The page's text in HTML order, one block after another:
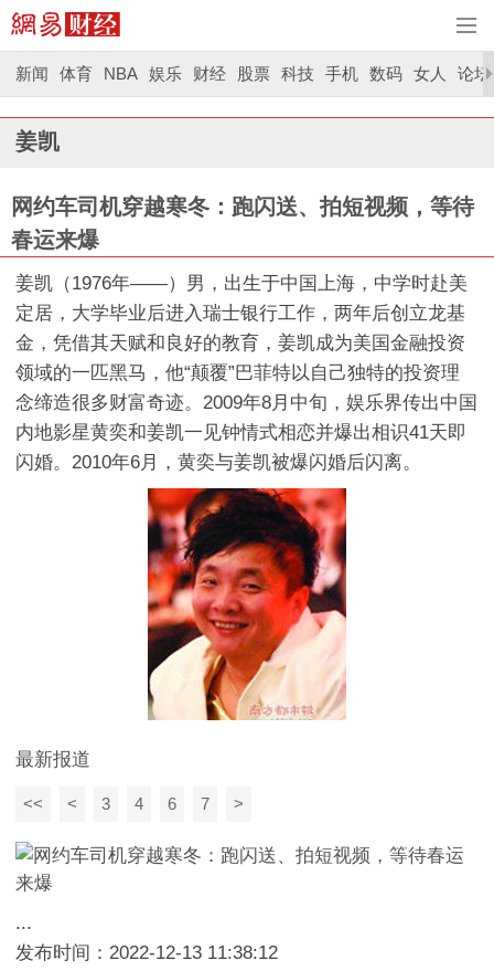
新闻 体育 NBA 娱乐 财经 股票 科技 手机 数码 女人 论坛
姜凯
网约车司机穿越寒冬：跑闪送、拍短视频，等待
春运来爆
姜凯（1976年——）男，出生于中国上海，中学时赴美
定居，大学毕业后进入瑞士银行工作，两年后创立龙基
金，凭借其天赋和良好的教育，姜凯成为美国金融投资
领域的一匹黑马，他“颠覆”巴菲特以自己独特的投资理
念缔造很多财富奇迹。2009年8月中旬，娱乐界传出中国
内地影星黄奕和姜凯一见钟情式相恋并爆出相识41天即
闪婚。2010年6月，黄奕与姜凯被爆闪婚后闪离。
最新报道
<< < 3 4 6 7 >
...
发布时间：2022-12-13 11:38:12